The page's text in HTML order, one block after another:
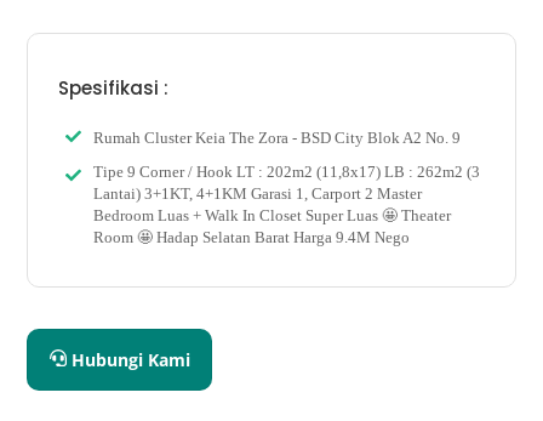
Spesifikasi :
Rumah Cluster Keia The Zora - BSD City Blok A2 No. 9
Tipe 9 Corner / Hook LT : 202m2 (11,8x17) LB : 262m2 (3
Lantai) 3+1KT, 4+1KM Garasi 1, Carport 2 Master
Bedroom Luas + Walk In Closet Super Luas 🤩 Theater
Room 🤩 Hadap Selatan Barat Harga 9.4M Nego
Hubungi Kami